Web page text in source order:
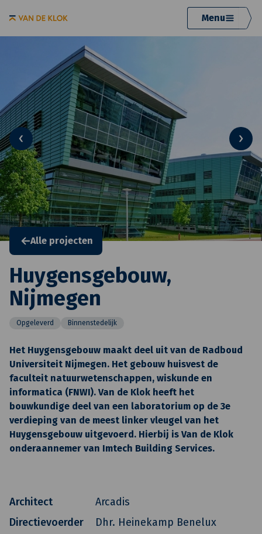
Menu
Alle projecten
Huygensgebouw,
Nijmegen
Opgeleverd Binnenstedelijk
Het Huygensgebouw maakt deel uit van de Radboud
Universiteit Nijmegen. Het gebouw huisvest de
faculteit natuurwetenschappen, wiskunde en
informatica (FNWI). Van de Klok heeft het
bouwkundige deel van een laboratorium op de 3e
verdieping van de meest linker vleugel van het
Huygensgebouw uitgevoerd. Hierbij is Van de Klok
onderaannemer van Imtech Building Services.
Architect
Arcadis
Directievoerder
Dhr. Heinekamp Benelux